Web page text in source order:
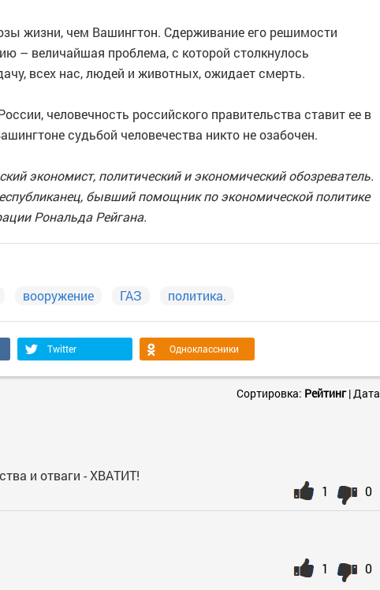
жизни, чем Вашингтон. Сдерживание его решимости
– величайшая проблема, с которой столкнулось
всех нас, людей и животных, ожидает смерть.
человечность российского правительства ставит ее в
судьбой человечества никто не озабочен.
экономист, политический и экономический обозреватель.
бывший помощник по экономической политике
Рональда Рейгана.
вооружение ГАЗ политика.
Twitter Одноклассники
Сортировка: Рейтинг|Дата
и отваги - ХВАТИТ!
0
1
0
1